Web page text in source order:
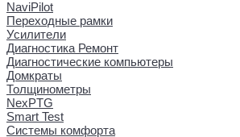
NaviPilot
Переходные рамки
Усилители
Диагностика Ремонт
Диагностические компьютеры
Домкраты
Толщинометры
NexPTG
Smart Test
Системы комфорта